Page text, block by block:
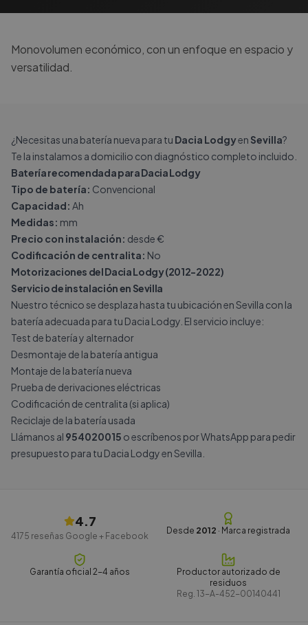
Monovolumen económico, con un enfoque en espacio y
versatilidad.
¿Necesitas una batería nueva para tu Dacia Lodgyen Sevilla?
Te la instalamos a domicilio con diagnóstico completo incluido.
Batería recomendada para Dacia Lodgy
Tipo de batería: Convencional
Capacidad: Ah
Medidas: mm
Precio con instalación: desde €
Codificación de centralita: No
Motorizaciones del Dacia Lodgy (2012-2022)
Servicio de instalación en Sevilla
Nuestro técnico se desplaza hasta tu ubicación en Sevilla con la
batería adecuada para tu Dacia Lodgy. El servicio incluye:
Test de batería y alternador
Desmontaje de la batería antigua
Montaje de la batería nueva
Prueba de derivaciones eléctricas
Codificación de centralita (si aplica)
Reciclaje de la batería usada
Llámanos al 954020015 o escríbenos porWhatsApp para pedir
presupuesto para tu Dacia Lodgy en Sevilla.
4.7
4175 reseñas Google + Facebook
Desde 2012 · Marca registrada
Garantía oficial 2-4 años
Productor autorizado de
residuos
Reg. 13-A-452-00140441